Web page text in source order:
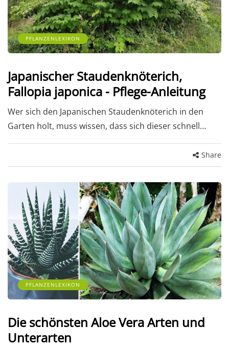
PFLANZENLEXIKON
Japanischer Staudenknöterich,
Fallopia japonica - Pflege-Anleitung
Wer sich den Japanischen Staudenknöterich in den
Garten holt, muss wissen, dass sich dieser schnell…
Share
PFLANZENLEXIKON
Die schönsten Aloe Vera Arten und
Unterarten